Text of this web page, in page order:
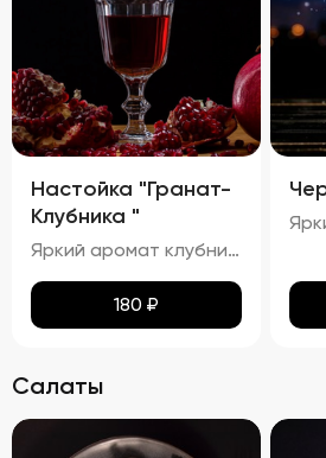
Настойка "Гранат-
Клубника "
Яркий аромат клубники и граната с тонкими нотками сладости. процент спирта в настойке "Гранат-Малина" составляет приблизительно 24,24%.
180 ₽
Салаты